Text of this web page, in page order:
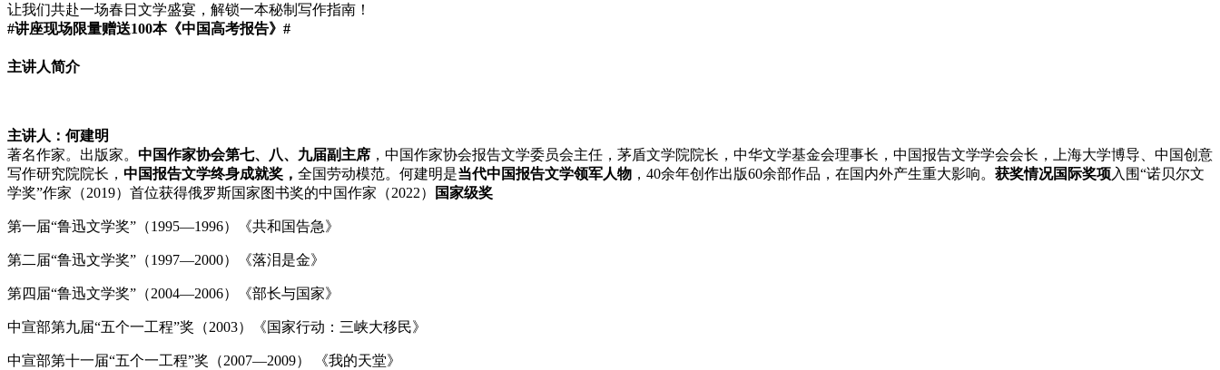
让我们共赴一场春日文学盛宴，解锁一本秘制写作指南！
#讲座现场限量赠送100本《中国高考报告》#
主讲人简介
主讲人：何建明
著名作家。出版家。 中国作家协会第七、八、九届副主席 ，中国作家协会报告文学委员会主任，茅盾文学院院长，中华文学基金会理事长，中国报告文学学会会长，上海大学博导、中国创意
写作研究院院长， 中国报告文学终身成就奖， 全国劳动模范。何建明是当代中国报告文学领军人物 ，40余年创作出版60余部作品，在国内外产生重大影响。 获奖情况国际奖项入围“诺贝尔文
学奖”作家（2019）首位获得俄罗斯国家图书奖的中国作家（2022）
国家级奖
第一届“鲁迅文学奖”（1995—1996）《共和国告急》
第二届“鲁迅文学奖”（1997—2000）《落泪是金》
第四届“鲁迅文学奖”（2004—2006）《部长与国家》
中宣部第九届“五个一工程”奖（2003）《国家行动：三峡大移民》
中宣部第十一届“五个一工程”奖（2007—2009） 《我的天堂》